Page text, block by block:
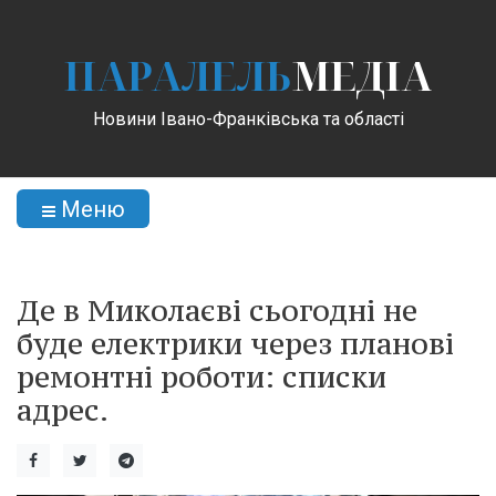
ПАРАЛЕЛЬМЕДІА
Новини Івано-Франківська та області
Меню
Де в Миколаєві сьогодні не
буде електрики через планові
ремонтні роботи: списки
адрес.